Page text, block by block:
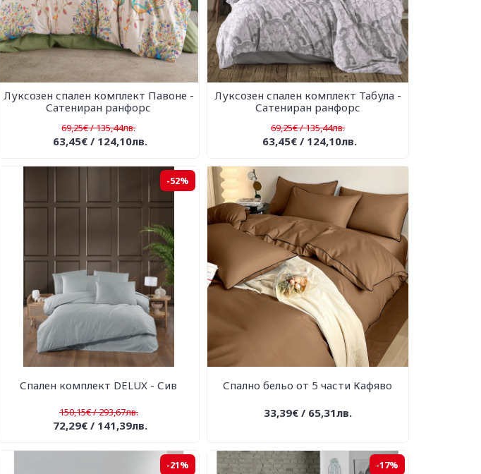
Луксозен спален комплект Павоне -
Сатениран ранфорс
69,25€ / 135,44лв.
63,45€ / 124,10лв.
Луксозен спален комплект Табула -
Сатениран ранфорс
69,25€ / 135,44лв.
63,45€ / 124,10лв.
-52%
Спален комплект DELUX - Сив
150,15€ / 293,67лв.
72,29€ / 141,39лв.
Спално бельо от 5 части Кафяво
33,39€ / 65,31лв.
-21% -17%